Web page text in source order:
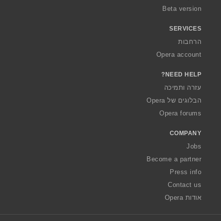
Beta version
SERVICES
הרחבות
Opera account
NEED HELP?
עזרה ותמיכה
הבלוגים של Opera
Opera forums
COMPANY
Jobs
Become a partner
Press info
Contact us
אודות Opera